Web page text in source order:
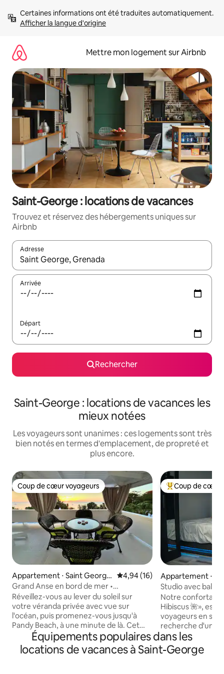
directement
Afficher la langue d'origine
Mettre mon logement sur Airbnb
Saint-George : locations de vacances
Trouvez et réservez des hébergements uniques sur
Airbnb
Adresse
Lorsque les résultats s'affichent, utilisez les flèches vers le
Arrivée
Départ
Rechercher
Saint-George : locations de vacances les
mieux notées
Les voyageurs sont unanimes : ces logements sont très
bien notés en termes d'emplacement, de propreté et
plus encore.
Coup de cœur voyageurs
Coup de cœur voyageurs
Appartement ⋅ Saint Georg
e's
Évaluation moyenne sur la
4,94 (16)
Grand Anse en bord de mer •
3 chambres • Climatisation
Réveillez-vous au lever du soleil sur
votre véranda privée avec vue sur
l'océan, puis promenez-vous jusqu'à
Pandy Beach, à une minute de là. Cet
appartement de 3 chambres et 2 salles
de bain en bord de mer à Grand Anse
peut accueillir six personnes et
Coups de cœur
Coup de cœur
Appartement ⋅
e's
Studio avec
Notre
Hibiscus 🌺», est
voyageurs en
recherche d'une
5 minutes du
de la ville
seulement 3
Équipements populaires dans les
locations de vacances à Saint-George